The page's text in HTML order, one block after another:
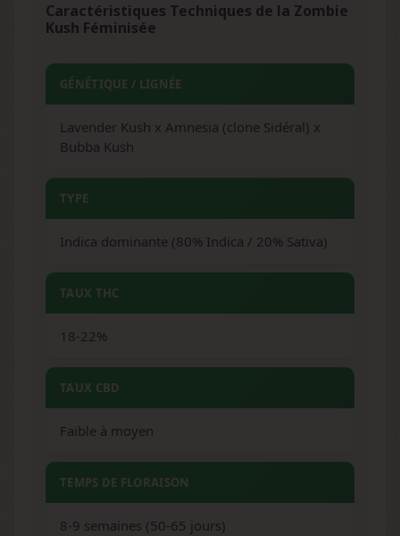
Caractéristiques Techniques de la Zombie
Kush Féminisée
GÉNÉTIQUE / LIGNÉE
Lavender Kush x Amnesia (clone Sidéral) x
Bubba Kush
TYPE
Indica dominante (80% Indica / 20% Sativa)
TAUX THC
18-22%
TAUX CBD
Faible à moyen
TEMPS DE FLORAISON
8-9 semaines (50-65 jours)